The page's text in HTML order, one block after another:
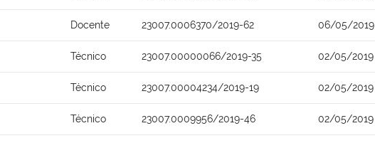
Docente 23007.0006370/2019-62 06/05/2019
Técnico 23007.00000066/2019-35 02/05/2019
Técnico 23007.00004234/2019-19 02/05/2019
Técnico 23007.0009956/2019-46 02/05/2019